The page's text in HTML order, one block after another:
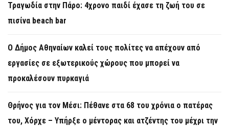
Τραγωδία στην Πάρο: 4χρονο παιδί έχασε τη ζωή του σε
πισίνα beach bar
Ο Δήμος Αθηναίων καλεί τους πολίτες να απέχουν από
εργασίες σε εξωτερικούς χώρους που μπορεί να
προκαλέσουν πυρκαγιά
Θρήνος για τον Μέσι: Πέθανε στα 68 του χρόνια ο πατέρας
του, Χόρχε – Υπήρξε ο μέντορας και ατζέντης του μέχρι την